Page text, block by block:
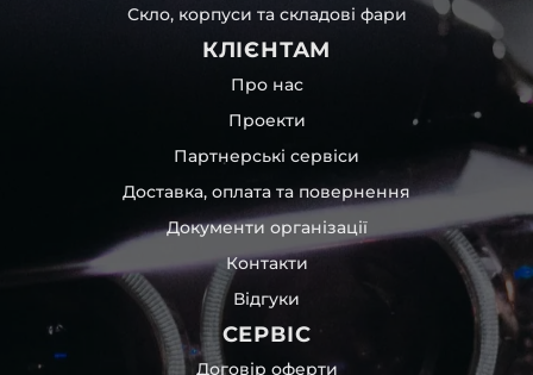
Скло, корпуси та складові фари
КЛІЄНТАМ
Про нас
Проекти
Партнерські сервіси
Доставка, оплата та повернення
Документи організації
Контакти
Відгуки
СЕРВІС
Договір оферти